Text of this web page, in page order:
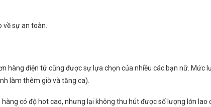
sự an toàn.
hàng điện tử cũng được sự lựa chọn của nhiều các bạn nữ. Mức
làm thêm giờ và tăng ca).
có độ hot cao, nhưng lại không thu hút được số lượng lớn lao